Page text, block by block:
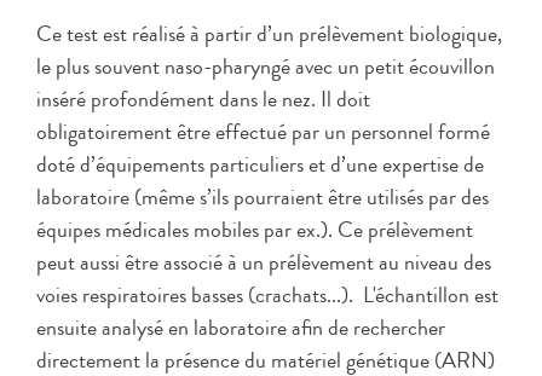
Ce test est réalisé à partir d’un prélèvement biologique,
le plus souvent naso-pharyngé avec un petit écouvillon
inséré profondément dans le nez. Il doit
obligatoirement être effectué par un personnel formé
doté d’équipements particuliers et d’une expertise de
laboratoire (même s’ils pourraient être utilisés par des
équipes médicales mobiles par ex.). Ce prélèvement
peut aussi être associé à un prélèvement au niveau des
voies respiratoires basses (crachats...). L'échantillon est
ensuite analysé en laboratoire afin de rechercher
directement la présence du matériel génétique (ARN)